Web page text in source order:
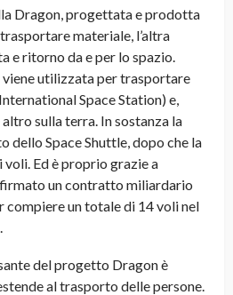
Dragon, progettata e prodotta
materiale, l’altra
e ritorno da e per lo spazio.
utilizzata per trasportare
Space Station) e,
sulla terra. In sostanza la
dello Space Shuttle, dopo che la
voli. Ed è proprio grazie a
firmato un contratto miliardario
compiere un totale di 14 voli nel
del progetto Dragon è
al trasporto delle persone.